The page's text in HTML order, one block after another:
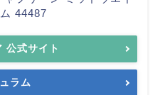
44487
公式サイト
ラム